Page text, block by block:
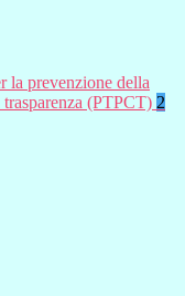
la prevenzione della
(PTPCT) 2